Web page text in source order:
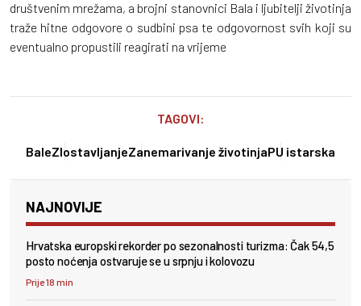
društvenim mrežama, a brojni stanovnici Bala i ljubitelji životinja
traže hitne odgovore o sudbini psa te odgovornost svih koji su
eventualno propustili reagirati na vrijeme
TAGOVI:
BaleZlostavljanjeZanemarivanje životinjaPU istarska
NAJNOVIJE
Hrvatska europski rekorder po sezonalnosti turizma: Čak 54,5
posto noćenja ostvaruje se u srpnju i kolovozu
Prije 18 min